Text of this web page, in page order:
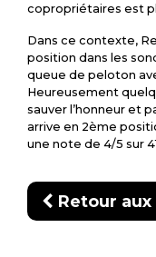
copropriétaires est
Dans ce contexte,
position dans les
queue de peloton
Heureusement
sauver l’honneur et
arrive en 2ème
une note de 4/5 sur
Retour